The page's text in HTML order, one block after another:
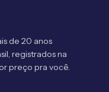
de 20 anos
registrados na
preço pra você.